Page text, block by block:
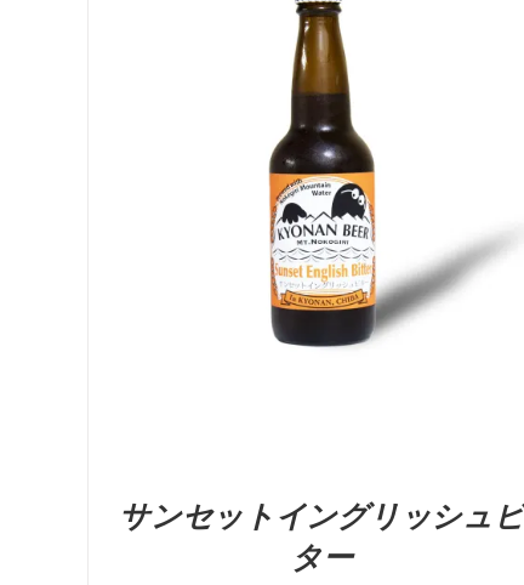
お買い物カゴに追加 QUICK VIEW
サンセットイングリッシュビ
ター